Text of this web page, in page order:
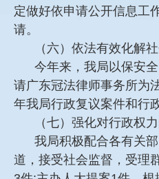
定做好依申请公开信息工
请。
（六）依法有效化解
今年来，我局以保安
请广东冠法律师事务所为
年我局行政复议案件和行
（七）强化对行政权
我局积极配合各有关
道，接受社会监督，受理